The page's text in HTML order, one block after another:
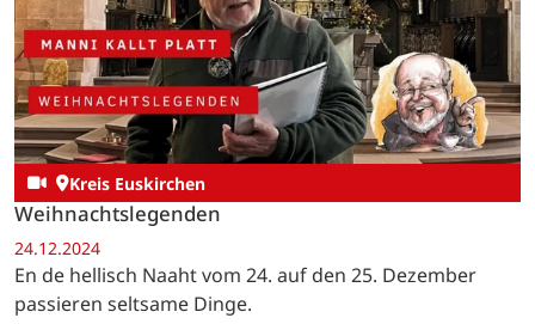
Kreis Euskirchen
Weihnachtslegenden
24.12.2024
En de hellisch Naaht vom 24. auf den 25. Dezember
passieren seltsame Dinge.